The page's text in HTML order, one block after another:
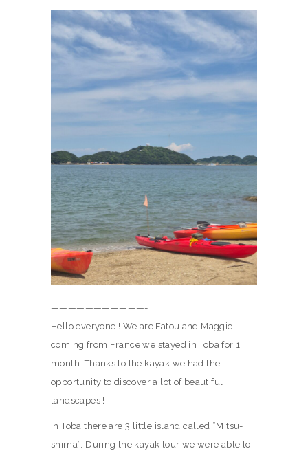
———————————-
Hello everyone ! We are Fatou and Maggie
coming from France we stayed in Toba for 1
month. Thanks to the kayak we had the
opportunity to discover a lot of beautiful
landscapes !
In Toba there are 3 little island called “Mitsu-
shima”. During the kayak tour we were able to